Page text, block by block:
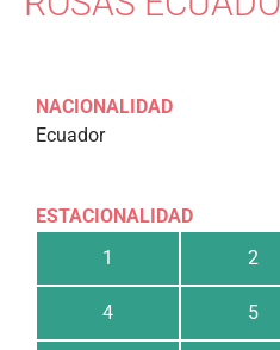
NACIONALIDAD
Ecuador
ESTACIONALIDAD
1
2
4 5